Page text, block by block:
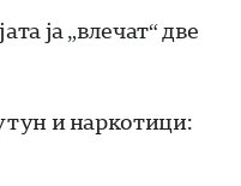
ја „влечат“ две
и наркотици: